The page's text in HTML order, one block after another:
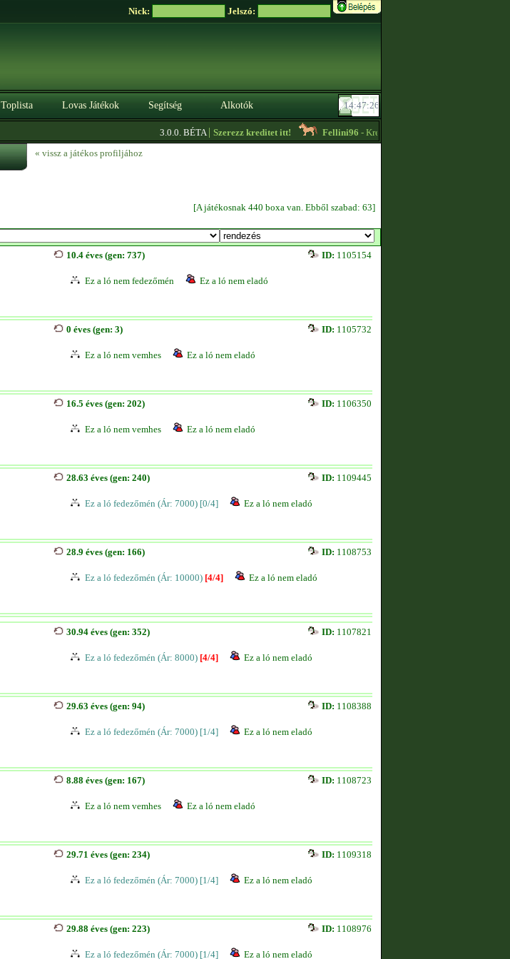
Nick: Jelszó:
Toplista Lovas Játékok Segítség Alkotók
3.0.0. BÉTA|Szerezz kreditet itt! Fellini96- Kreditet vennék + lassú körös edzést
« vissz a játékos profiljához
[A játékosnak 440 boxa van. Ebből szabad: 63]
10.4 éves (gen: 737) ID: 1105154
Ez a ló nem fedezőmén Ez a ló nem eladó
0 éves (gen: 3) ID: 1105732
Ez a ló nem vemhes Ez a ló nem eladó
16.5 éves (gen: 202) ID: 1106350
Ez a ló nem vemhes Ez a ló nem eladó
28.63 éves (gen: 240) ID: 1109445
Ez a ló fedezőmén (Ár: 7000) [0/4] Ez a ló nem eladó
28.9 éves (gen: 166) ID: 1108753
Ez a ló fedezőmén (Ár: 10000) [4/4] Ez a ló nem eladó
30.94 éves (gen: 352) ID: 1107821
Ez a ló fedezőmén (Ár: 8000) [4/4] Ez a ló nem eladó
29.63 éves (gen: 94) ID: 1108388
Ez a ló fedezőmén (Ár: 7000) [1/4] Ez a ló nem eladó
8.88 éves (gen: 167) ID: 1108723
Ez a ló nem vemhes Ez a ló nem eladó
29.71 éves (gen: 234) ID: 1109318
Ez a ló fedezőmén (Ár: 7000) [1/4] Ez a ló nem eladó
29.88 éves (gen: 223) ID: 1108976
Ez a ló fedezőmén (Ár: 7000) [1/4] Ez a ló nem eladó